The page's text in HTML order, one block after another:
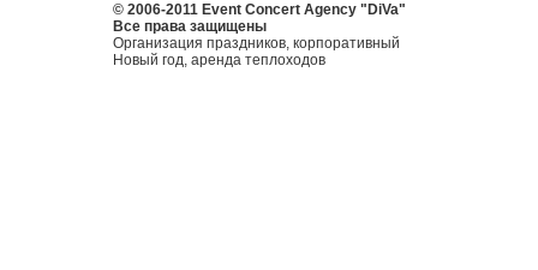
© 2006-2011 Event Concert Agency "DiVa"
Все права защищены
Организация праздников, корпоративный
Новый год, аренда теплоходов